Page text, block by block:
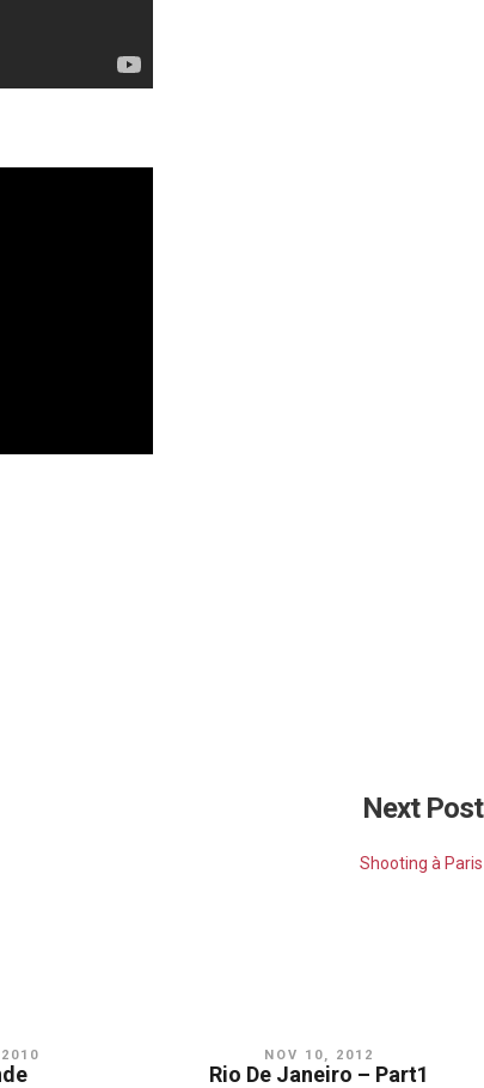
Next Post
Shooting à Paris
NOV 10, 2012
Rio De Janeiro – Part1